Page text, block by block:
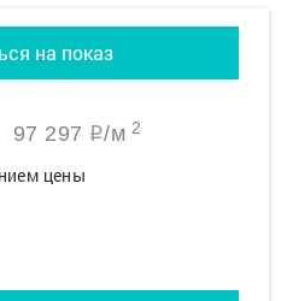
на показ
97 297 q/м2
цены